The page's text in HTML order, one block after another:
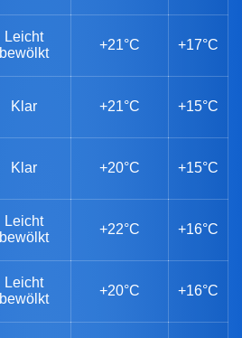
Leicht
bewölkt
+21°C +17°C
Klar +21°C +15°C
Klar +20°C +15°C
Leicht
bewölkt
+22°C +16°C
Leicht
bewölkt
+20°C +16°C